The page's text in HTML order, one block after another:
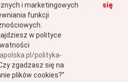
sklepu internetowego
i marketingowych
funkcji
w polityce
polityka-
zgadzasz się na
plików cookies?”
się